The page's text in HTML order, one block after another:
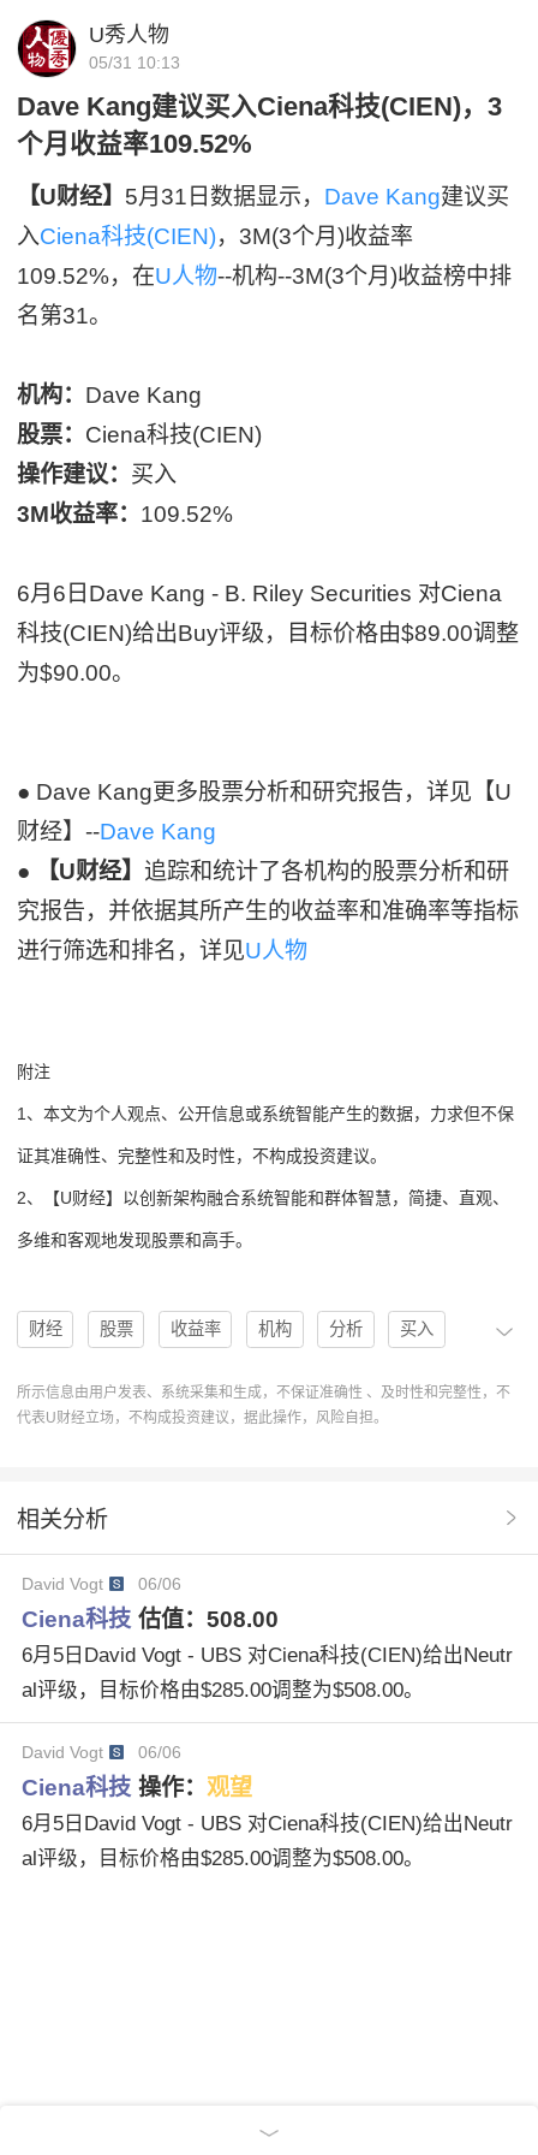
U秀人物
05/31 10:13
Dave Kang建议买入Ciena科技(CIEN)，3
个月收益率109.52%
【U财经】 5月31日数据显示， Dave Kang建议买
入Ciena科技(CIEN)，3M(3个月)收益率
109.52%，在U人物--机构--3M(3个月)收益榜中排
名第31。
机构： Dave Kang
股票： Ciena科技(CIEN)
操作建议： 买入
3M收益率： 109.52%
6月6日Dave Kang - B. Riley Securities 对Ciena
科技(CIEN)给出Buy评级，目标价格由$89.00调整
为$90.00。
● Dave Kang更多股票分析和研究报告，详见【U
财经】--Dave Kang
●
【U财经】追踪和统计了各机构的股票分析和研
究报告，并依据其所产生的收益率和准确率等指标
进行筛选和排名，详见U人物
附注
1、本文为个人观点、公开信息或系统智能产生的数据，力求但不保
证其准确性、完整性和及时性，不构成投资建议。
2、【U财经】以创新架构融合系统智能和群体智慧，简捷、直观、
多维和客观地发现股票和高手。
财经 股票 收益率 机构 分析 买入
高手 协作 操作 U人物 分析系统
机构分析
所示信息由用户发表、系统采集和生成，不保证准确性 、及时性和完整性，不
代表U财经立场，不构成投资建议，据此操作，风险自担。
相关分析
David Vogt 06/06
Ciena科技 估值： 508.00
6月5日David Vogt - UBS 对Ciena科技(CIEN)给出Neutr
al评级，目标价格由$285.00调整为$508.00。
David Vogt 06/06
Ciena科技 操作： 观望
6月5日David Vogt - UBS 对Ciena科技(CIEN)给出Neutr
al评级，目标价格由$285.00调整为$508.00。